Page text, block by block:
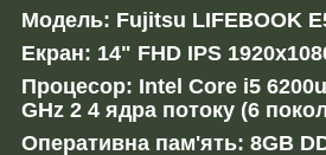
Модель: Fujitsu LIFEBOOK
Екран: 14" FHD IPS
Процесор: Intel Core i5
GHz 2 4 ядра потоку (6
Оперативна пам'ять: 8GB